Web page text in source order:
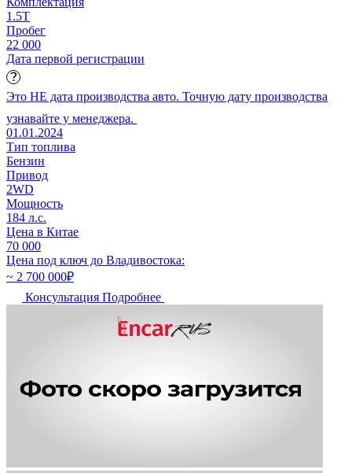
1.5T
Пробег
22 000
Дата первой регистрации
Это НЕ дата производства авто. Точную дату производства
узнавайте у менеджера.
01.01.2024
Тип топлива
Бензин
Привод
2WD
Мощность
184 л.с.
Цена в Китае
70 000
Цена под ключ до Владивостока:
~ 2 700 000₽
Консультация Подробнее